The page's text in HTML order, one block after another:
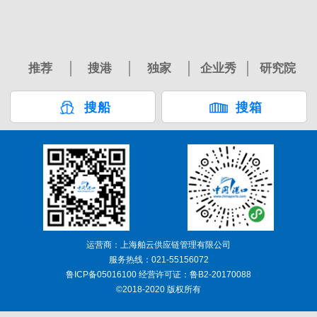
推荐 搜港 独家 企业秀 研究院
搜船 搜箱
运营商：上海舶云供应链管理有限公司
服务热线：021-55156072
鲁ICP备05016100 经营许可证：鲁B2-20170088
©2018-2020 版权所有